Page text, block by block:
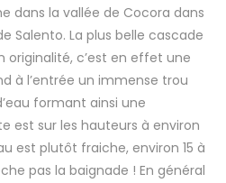
dans la vallée de Cocora dans
Salento. La plus belle cascade
originalité, c’est en effet une
à l’entrée un immense trou
formant ainsi une
est sur les hauteurs à environ
est plutôt fraiche, environ 15 à
pas la baignade ! En général